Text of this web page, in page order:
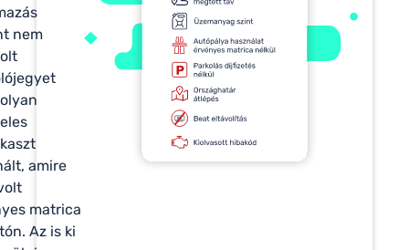
nem
amire
matrica
Az is ki